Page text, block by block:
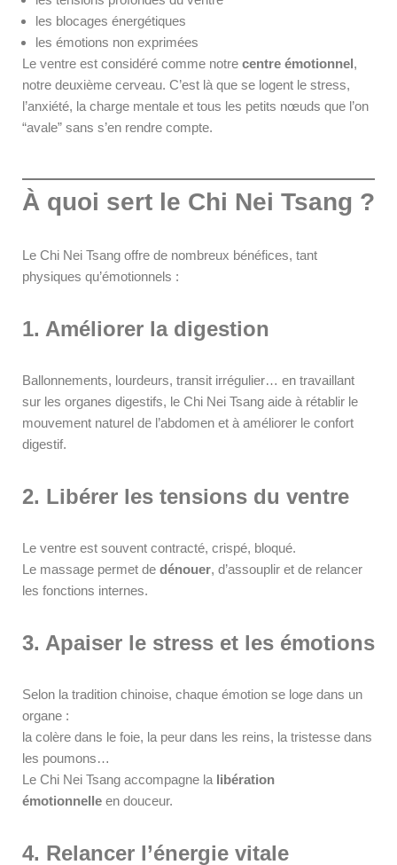
les blocages énergétiques
les émotions non exprimées
Le ventre est considéré comme notre centre émotionnel ,
notre deuxième cerveau. C’est là que se logent le stress,
l’anxiété, la charge mentale et tous les petits nœuds que l’on
“avale” sans s’en rendre compte.
À quoi sert le Chi Nei Tsang ?
Le Chi Nei Tsang offre de nombreux bénéfices, tant
physiques qu’émotionnels :
1. Améliorer la digestion
Ballonnements, lourdeurs, transit irrégulier… en travaillant
sur les organes digestifs, le Chi Nei Tsang aide à rétablir le
mouvement naturel de l’abdomen et à améliorer le confort
digestif.
2. Libérer les tensions du ventre
Le ventre est souvent contracté, crispé, bloqué.
Le massage permet de dénouer, d’assouplir et de relancer
les fonctions internes.
3. Apaiser le stress et les émotions
Selon la tradition chinoise, chaque émotion se loge dans un
organe :
la colère dans le foie, la peur dans les reins, la tristesse dans
les poumons…
Le Chi Nei Tsang accompagne la libération
émotionnelle en douceur.
4. Relancer l’énergie vitale